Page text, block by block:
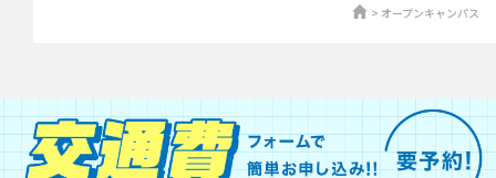
オープンキャンパス